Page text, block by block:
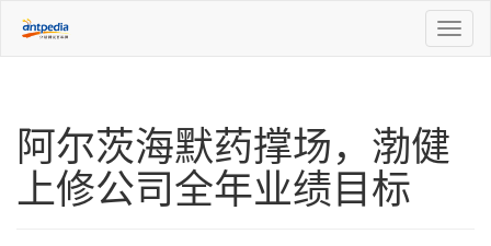
阿尔茨海默药撑场，渤健
上修公司全年业绩目标